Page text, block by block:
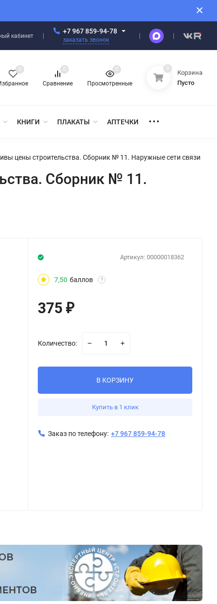
кабинет
+7 967 859-94-78
заказать звонок
0
Сравнение
0
Просмотренные
0 0
Корзина
Пусто
КНИГИ ПЛАКАТЫ АПТЕЧКИ
цены строительства. Сборник № 11. Наружные сети связи
Сборник № 11.
Артикул: 00000018362
7,50 баллов ?
375₽
Количество:
В КОРЗИНУ
Купить в 1 клик
Заказ по телефону: +7 967 859-94-78